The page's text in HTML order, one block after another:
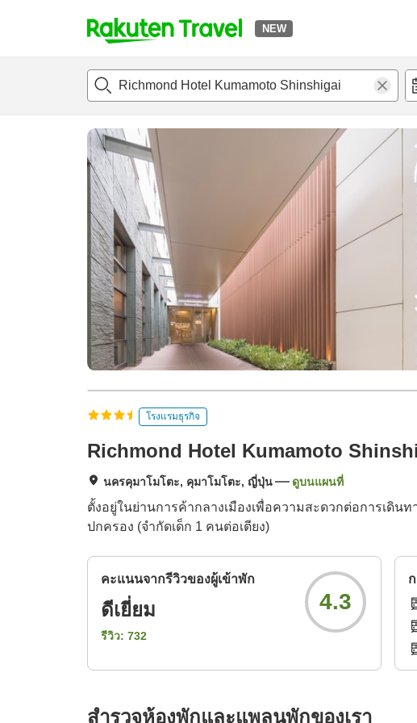
NEW
t
p
a
g
e
_
s
e
a
c
h
แนะนำที่พักห้องพักและแพลนพักรีวิวสิ่่งอำนวยความสะดวก
โรงแรมธุรกิจ
Richmond Hotel Kumamoto
นครคุมาโมโตะ, คุมาโมโตะ, ญี่ปุ่น ดูบนแผนที่
ตั้งอยู่ในย่านการค้ากลางเมืองเพื่อความสะดวกต่อการเดิ
ปกครอง (จำกัดเด็ก 1 คนต่อเตียง)
คะแนนจากรีวิวของผู้เข้าพัก
ดีเยี่ยม
รีวิว: 732
4.3
สำรวจห้องพักและแพลนพักของเรา